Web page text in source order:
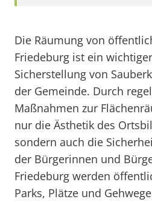
Die Räumung von
Friedeburg ist ein
Sicherstellung von
der Gemeinde. Durch
Maßnahmen zur
nur die Ästhetik des
sondern auch die
der Bürgerinnen und
Friedeburg werden
Parks, Plätze und